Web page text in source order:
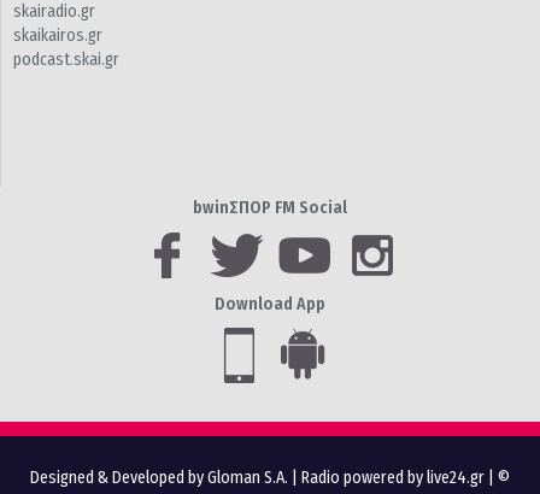
skairadio.gr
skaikairos.gr
podcast.skai.gr
bwinΣΠΟΡ FM Social
Download App
Designed & Developed by Gloman S.A. Radio powered by live24.gr | ©